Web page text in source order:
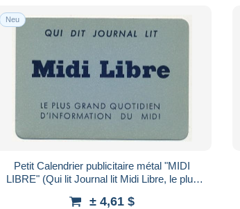
Neu
Petit Calendrier publicitaire métal "MIDI
LIBRE" (Qui lit Journal lit Midi Libre, le plus
± 4,61 $